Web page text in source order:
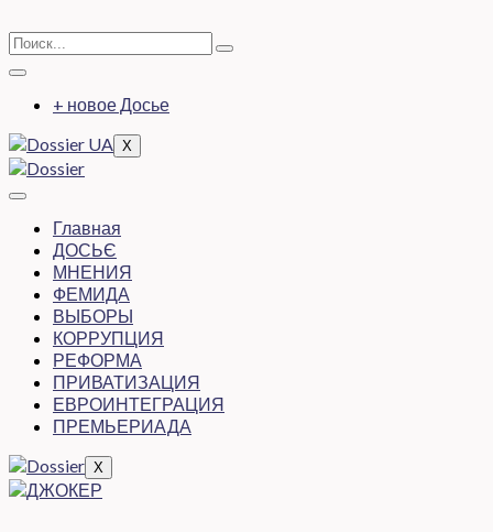
+ новое Досье
X
Главная
ДОСЬЄ
МНЕНИЯ
ФЕМИДА
ВЫБОРЫ
КОРРУПЦИЯ
РЕФОРМА
ПРИВАТИЗАЦИЯ
ЕВРОИНТЕГРАЦИЯ
ПРЕМЬЕРИАДА
X